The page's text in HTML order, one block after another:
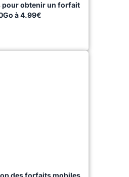
pour obtenir un forfait
à 4.99€
des forfaits mobiles